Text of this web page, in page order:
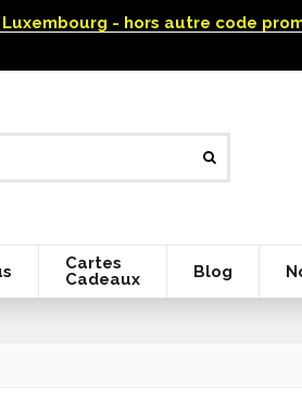
- hors autre code
Cartes
Cadeaux
Blog